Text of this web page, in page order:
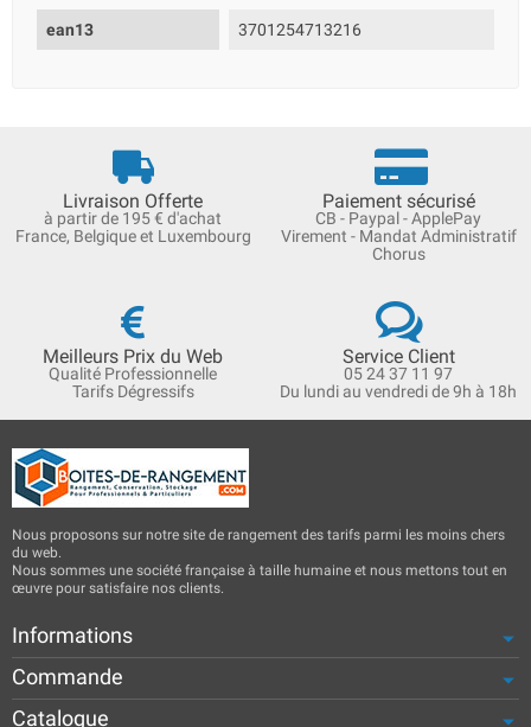
ean13 3701254713216
Livraison Offerte
à partir de 195 € d'achat
France, Belgique et Luxembourg
Paiement sécurisé
CB - Paypal - ApplePay
Virement - Mandat Administratif
Chorus
Meilleurs Prix du Web
Qualité Professionnelle
Tarifs Dégressifs
Service Client
05 24 37 11 97
Du lundi au vendredi de 9h à 18h
Nous proposons sur notre site de rangement des tarifs parmi les moins chers
du web.
Nous sommes une société française à taille humaine et nous mettons tout en
œuvre pour satisfaire nos clients.
Informations
Commande
Catalogue